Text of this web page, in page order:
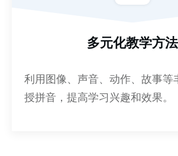
多元化教学方法
利用图像、声音、动作、故事等
授拼音，提高学习兴趣和效果。